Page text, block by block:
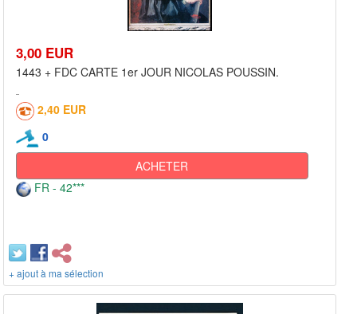
3,00 EUR
1443 + FDC CARTE 1er JOUR NICOLAS POUSSIN.
2,40 EUR
0
ACHETER
FR - 42***
+ ajout à ma sélection